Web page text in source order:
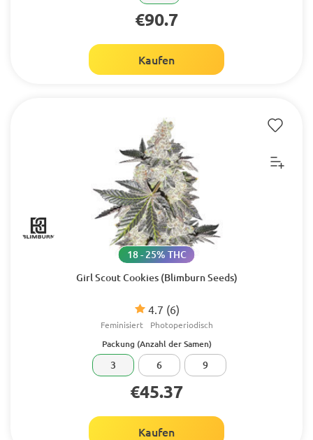
€90.7
Kaufen
Girl Scout Cookies (Blimburn Seeds)
4.7 (6)
18 - 25% THC
Feminisiert Photoperiodisch
Packung (Anzahl der Samen)
3 6 9
€45.37
Kaufen